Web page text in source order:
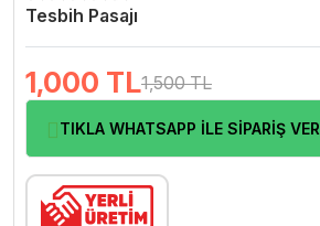
Tesbih Pasajı
1,000 TL1,500 TL
TIKLA WHATSAPP İLE SİPARİŞ VER